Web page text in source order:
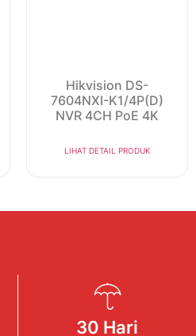
Hikvision DS-
7604NXI-K1/4P(D)
NVR 4CH PoE 4K
LIHAT DETAIL PRODUK
30 Hari